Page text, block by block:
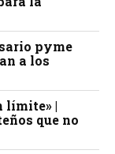
pyme
a los
límite» |
que no